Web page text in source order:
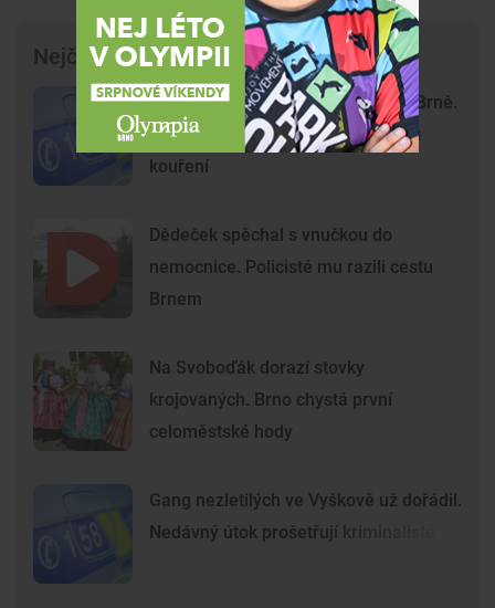
Nejčtenější články
Krvavý útok na hlavním nádraží v Brně.
Agresoři zbili ostrahu kvůli zákazu
kouření
Dědeček spěchal s vnučkou do
nemocnice. Policisté mu razili cestu
Brnem
Na Svoboďák dorazí stovky
krojovaných. Brno chystá první
celoměstské hody
Gang nezletilých ve Vyškově už dořádil.
Nedávný útok prošetřují kriminalisté